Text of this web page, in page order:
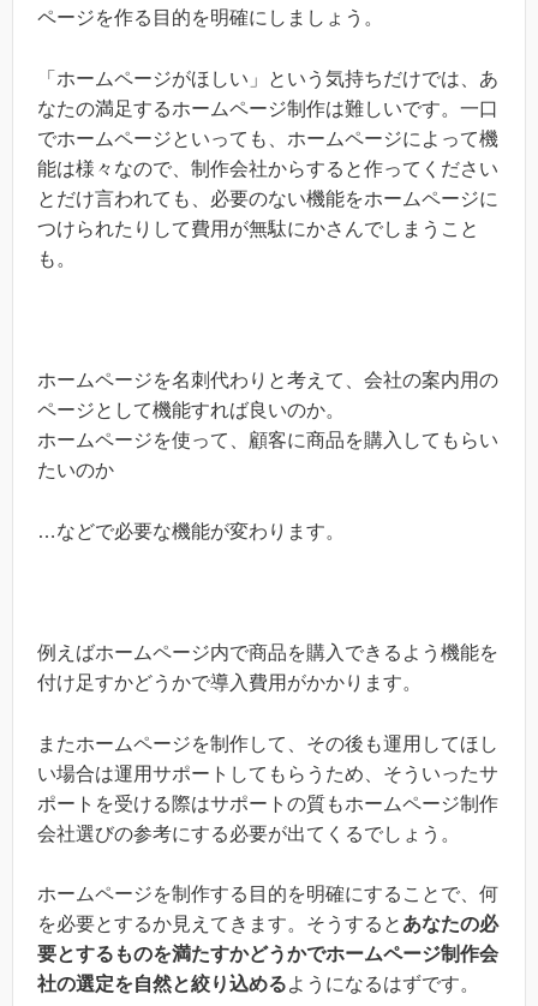
ページを作る目的を明確にしましょう。
「ホームページがほしい」という気持ちだけでは、あ
なたの満足するホームページ制作は難しいです。一口
でホームページといっても、ホームページによって機
能は様々なので、制作会社からすると作ってください
とだけ言われても、必要のない機能をホームページに
つけられたりして費用が無駄にかさんでしまうこと
も。
ホームページを名刺代わりと考えて、会社の案内用の
ページとして機能すれば良いのか。
ホームページを使って、顧客に商品を購入してもらい
たいのか
…などで必要な機能が変わります。
例えばホームページ内で商品を購入できるよう機能を
付け足すかどうかで導入費用がかかります。
またホームページを制作して、その後も運用してほし
い場合は運用サポートしてもらうため、そういったサ
ポートを受ける際はサポートの質もホームページ制作
会社選びの参考にする必要が出てくるでしょう。
ホームページを制作する目的を明確にすることで、何
を必要とするか見えてきます。そうすると あなたの必
要とするものを満たすかどうかでホームページ制作会
社の選定を自然と絞り込めるようになるはずです。